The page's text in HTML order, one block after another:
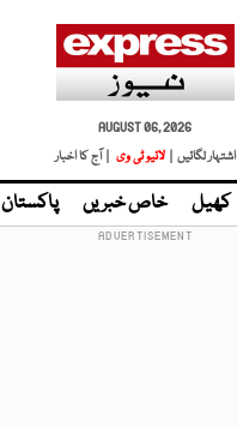
AUGUST 06, 2026
اشتہار لگائیں |
لائیو ٹی وی | آج کا اخبار
کھیل خاص خبریں پاکستان